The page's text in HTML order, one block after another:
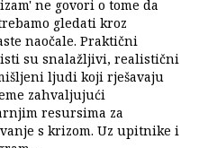
ne govori o tome da
gledati kroz
naočale. Praktični
su snalažljivi, realistični
ljudi koji rješavaju
zahvaljujući
resursima za
s krizom. Uz upitnike i